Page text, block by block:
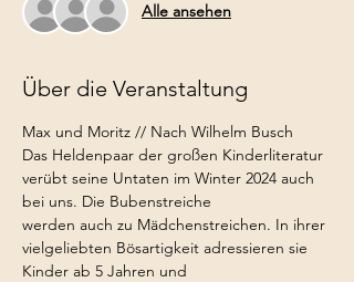
Alle ansehen
Über die Veranstaltung
Max und Moritz // Nach Wilhelm Busch
Das Heldenpaar der großen Kinderliteratur
verübt seine Untaten im Winter 2024 auch
bei uns. Die Bubenstreiche
werden auch zu Mädchenstreichen. In ihrer
vielgeliebten Bösartigkeit adressieren sie
Kinder ab 5 Jahren und